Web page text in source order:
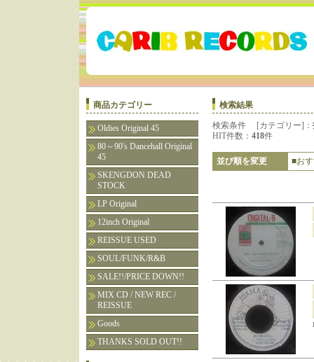
商品カテゴリー
Oldies Original 45
80～90's Dancehall Original
45
SKENGDON DEAD
STOCK
LP Original
12inch Original
REISSUE USED
SOUL/FUNK/R&B
SALE!!/PRICE DOWN!!
MIX CD / NEW REC /
REISSUE
Goods
THANKS SOLD OUT!!
検索結果
検索条件 [カテゴリー]：
HIT件数： 418件
並び順を変更 ■お